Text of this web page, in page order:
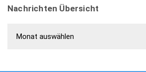
Nachrichten Übersicht